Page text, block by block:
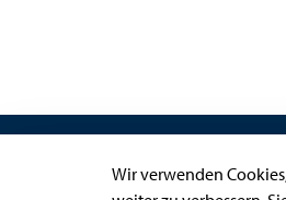
Links
Wir verwenden